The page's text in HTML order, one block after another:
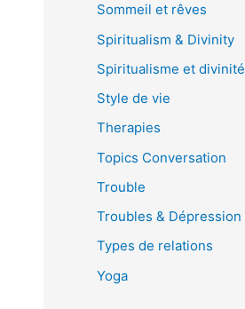
Sommeil et rêves
Spiritualism & Divinity
Spiritualisme et divinité
Style de vie
Therapies
Topics Conversation
Trouble
Troubles & Dépression
Types de relations
Yoga